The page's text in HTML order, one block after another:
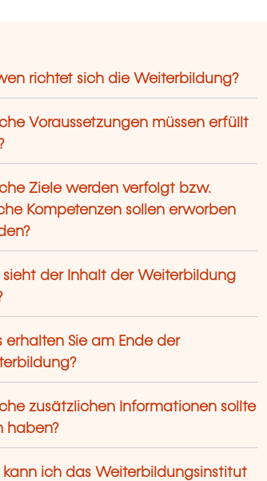
richtet sich die Weiterbildung?
Voraussetzungen müssen erfüllt
Ziele werden verfolgt bzw.
Kompetenzen sollen erworben
sieht der Inhalt der Weiterbildung
erhalten Sie am Ende der
zusätzlichen Informationen sollte
haben?
kann ich das Weiterbildungsinstitut